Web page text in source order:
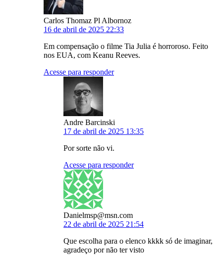
Carlos Thomaz Pl Albornoz
16 de abril de 2025 22:33
Em compensação o filme Tia Julia é horroroso. Feito
nos EUA, com Keanu Reeves.
Acesse para responder
Andre Barcinski
17 de abril de 2025 13:35
Por sorte não vi.
Acesse para responder
Danielmsp@msn.com
22 de abril de 2025 21:54
Que escolha para o elenco kkkk só de imaginar,
agradeço por não ter visto